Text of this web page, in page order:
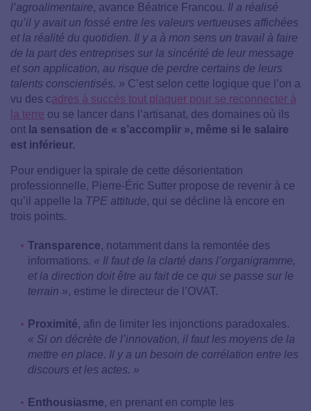
l’agroalimentaire, avance Béatrice Francou. Il a réalisé
qu’il y avait un fossé entre les valeurs vertueuses affichées
et la réalité du quotidien. Il y a à mon sens un travail à faire
de la part des entreprises sur la sincérité de leur message
et son application, au risque de perdre certains de leurs
talents conscientisés. » C’est selon cette logique que l’on a
vu des cadres à succès tout plaquer pour se reconnecter à
la terre ou se lancer dans l’artisanat, des domaines où ils
ont la sensation de « s’accomplir », même si le salaire
est inférieur.
Pour endiguer la spirale de cette désorientation
professionnelle, Pierre-Éric Sutter propose de revenir à ce
qu’il appelle la TPE attitude, qui se décline là encore en
trois points.
Transparence, notamment dans la remontée des
informations. « Il faut de la clarté dans l’organigramme,
et la direction doit être au fait de ce qui se passe sur le
terrain », estime le directeur de l’OVAT.
Proximité, afin de limiter les injonctions paradoxales.
« Si on décrète de l’innovation, il faut les moyens de la
mettre en place. Il y a un besoin de corrélation entre les
discours et les actes. »
Enthousiasme, en prenant en compte les